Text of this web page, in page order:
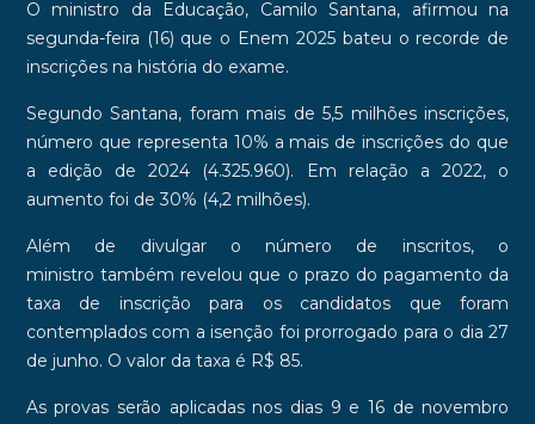
O ministro da Educação, Camilo Santana, afirmou na
segunda-feira (16) que o Enem 2025 bateu o recorde de
inscrições na história do exame.
Segundo Santana, foram mais de 5,5 milhões inscrições,
número que representa 10% a mais de inscrições do que
a edição de 2024 (4.325.960). Em relação a 2022, o
aumento foi de 30% (4,2 milhões).
Além de divulgar o número de inscritos, o
ministro também revelou que o prazo do pagamento da
taxa de inscrição para os candidatos que foram
contemplados com a isenção foi prorrogado para o dia 27
de junho. O valor da taxa é R$ 85.
As provas serão aplicadas nos dias 9 e 16 de novembro